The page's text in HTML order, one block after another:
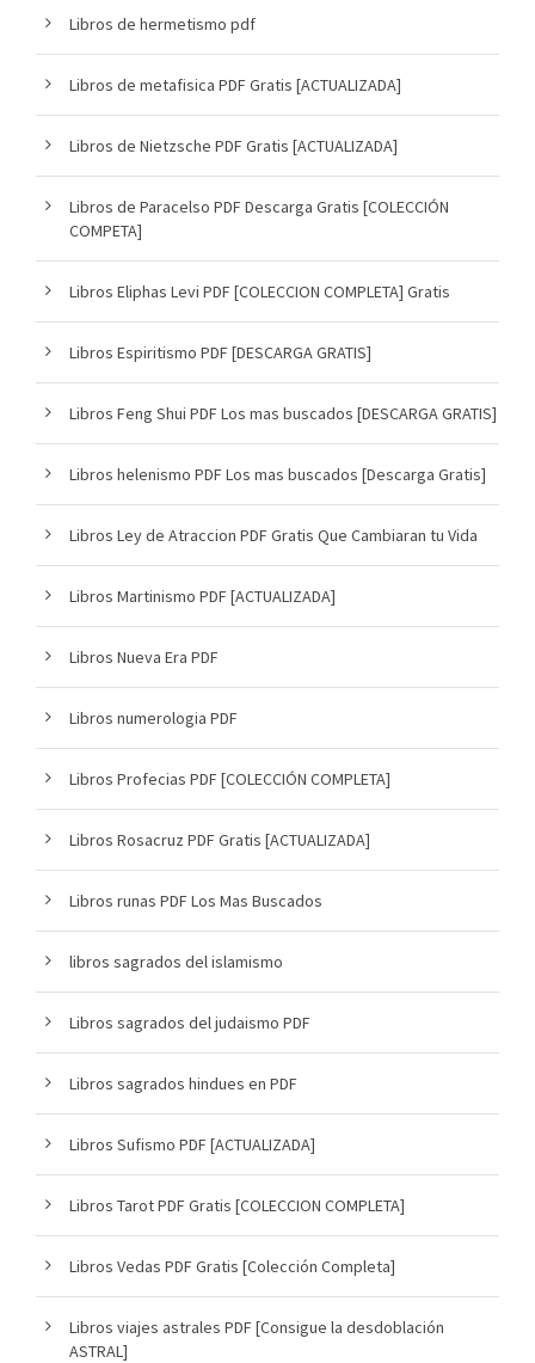
Libros de hermetismo pdf
Libros de metafisica PDF Gratis [ACTUALIZADA]
Libros de Nietzsche PDF Gratis [ACTUALIZADA]
Libros de Paracelso PDF Descarga Gratis [COLECCIÓN
COMPETA]
Libros Eliphas Levi PDF [COLECCION COMPLETA] Gratis
Libros Espiritismo PDF [DESCARGA GRATIS]
Libros Feng Shui PDF Los mas buscados [DESCARGA GRATIS]
Libros helenismo PDF Los mas buscados [Descarga Gratis]
Libros Ley de Atraccion PDF Gratis Que Cambiaran tu Vida
Libros Martinismo PDF [ACTUALIZADA]
Libros Nueva Era PDF
Libros numerologia PDF
Libros Profecias PDF [COLECCIÓN COMPLETA]
Libros Rosacruz PDF Gratis [ACTUALIZADA]
Libros runas PDF Los Mas Buscados
libros sagrados del islamismo
Libros sagrados del judaismo PDF
Libros sagrados hindues en PDF
Libros Sufismo PDF [ACTUALIZADA]
Libros Tarot PDF Gratis [COLECCION COMPLETA]
Libros Vedas PDF Gratis [Colección Completa]
Libros viajes astrales PDF [Consigue la desdoblación
ASTRAL]